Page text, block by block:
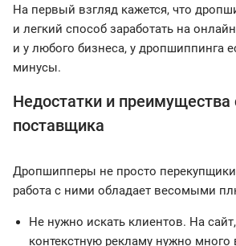
На первый взгляд кажется, что
и легкий способ заработать на
и у любого бизнеса, у дропшиппинга
минусы.
Недостатки и преимущества
поставщика
Дропшипперы не просто
работа с ними обладает весомыми
Не нужно искать клиентов. На
контекстную рекламу нужно много